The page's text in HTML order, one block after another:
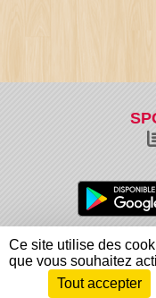
Charte
Informations légales
Envie de participer ?
Ce site utilise des
que vous souhaitez
Tout accepter